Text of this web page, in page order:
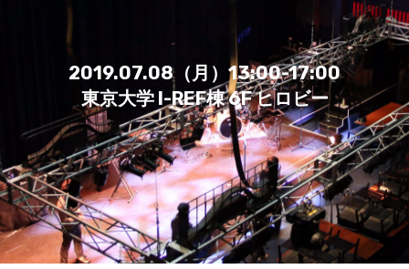
2019.07.08（月）13:00-17:00
東京大学 I-REF棟 6F ヒロビー